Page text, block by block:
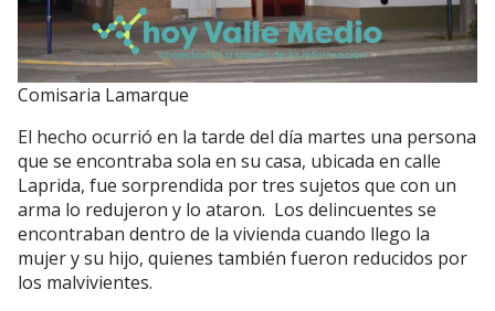
Comisaria Lamarque
El hecho ocurrió en la tarde del día martes una persona
que se encontraba sola en su casa, ubicada en calle
Laprida, fue sorprendida por tres sujetos que con un
arma lo redujeron y lo ataron. Los delincuentes se
encontraban dentro de la vivienda cuando llego la
mujer y su hijo, quienes también fueron reducidos por
los malvivientes.